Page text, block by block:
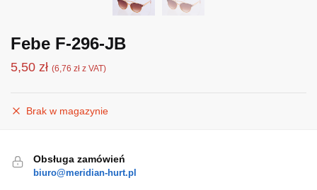
Febe F-296-JB
5,50 zł (6,76 zł z VAT)
Brak w magazynie
Obsługa zamówień
biuro@meridian-hurt.pl